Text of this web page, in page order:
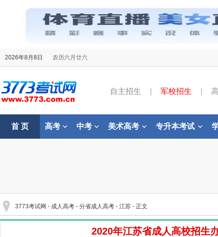
2026年8月8日 农历六月廿六
自主招生 军校招生
首 页 高考 中考 美术高考 专升本考试
3773考试网 - 成人高考 - 分省成人高考 - 江苏 - 正文
2020年江苏省成人高校招生